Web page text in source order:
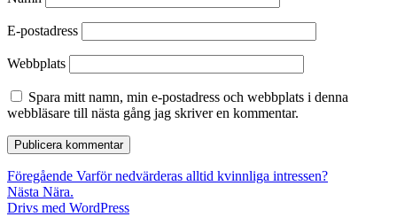
E-postadress
Webbplats
Spara mitt namn, min e-postadress och webbplats i denna
webbläsare till nästa gång jag skriver en kommentar.
Inläggsnavigering
Föregående Föregående
Varför nedvärderas alltid kvinnliga intressen?
Nästa Nästa
inlägg:
Nära.
Drivs med WordPress